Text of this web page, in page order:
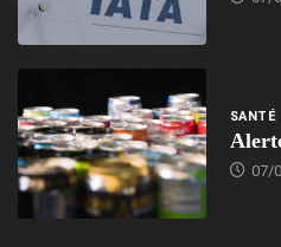
SANTÉ
07/